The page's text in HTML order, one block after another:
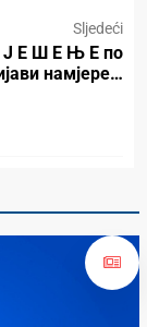
Sljedeći
Ј Е Ш Е Њ Е по
намјере…